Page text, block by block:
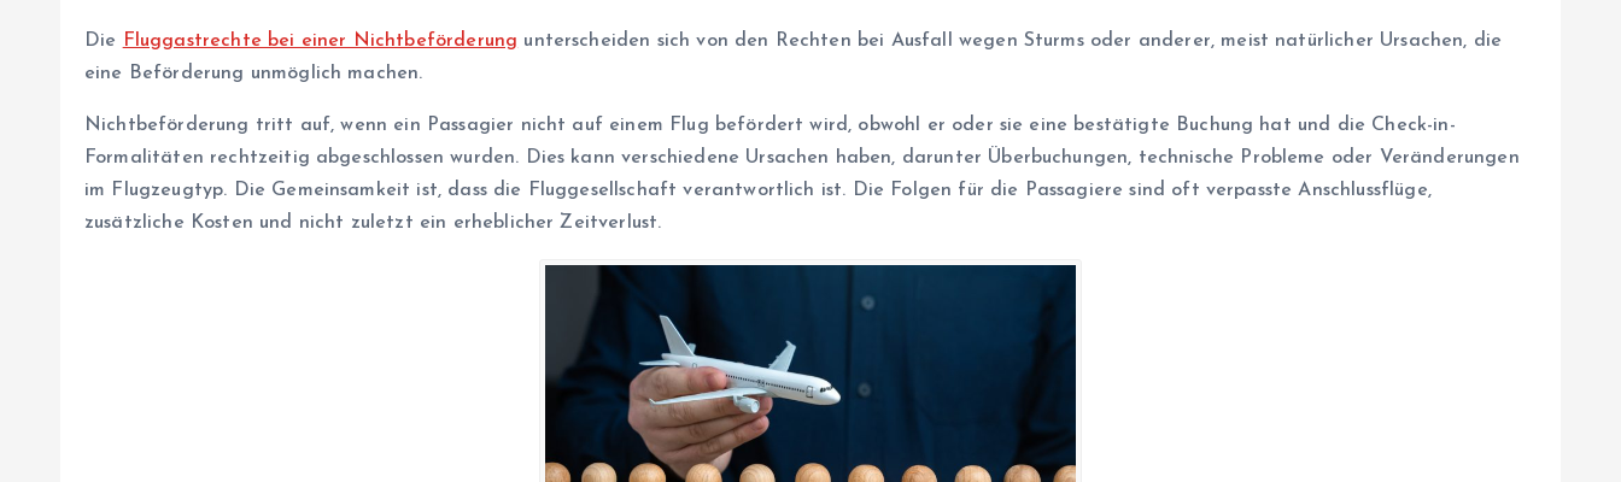
Die Fluggastrechte bei einer Nichtbeförderung unterscheiden sich von den Rechten bei Ausfall wegen Sturms oder anderer, meist natürlicher Ursachen, die
eine Beförderung unmöglich machen.
Nichtbeförderung tritt auf, wenn ein Passagier nicht auf einem Flug befördert wird, obwohl er oder sie eine bestätigte Buchung hat und die Check-in-
Formalitäten rechtzeitig abgeschlossen wurden. Dies kann verschiedene Ursachen haben, darunter Überbuchungen, technische Probleme oder Veränderungen
im Flugzeugtyp. Die Gemeinsamkeit ist, dass die Fluggesellschaft verantwortlich ist. Die Folgen für die Passagiere sind oft verpasste Anschlussflüge,
zusätzliche Kosten und nicht zuletzt ein erheblicher Zeitverlust.